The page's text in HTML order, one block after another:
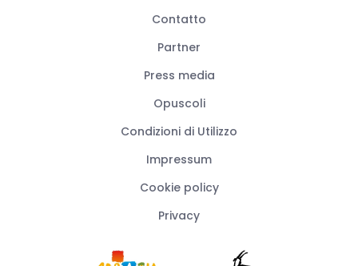
Contatto
Partner
Press media
Opuscoli
Condizioni di Utilizzo
Impressum
Cookie policy
Privacy